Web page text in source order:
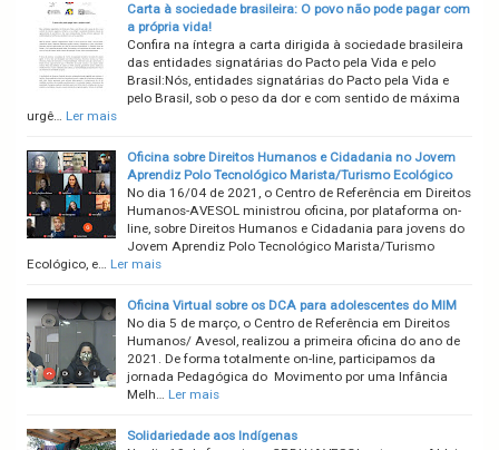
Carta à sociedade brasileira: O povo não pode pagar com
a própria vida!
Confira na íntegra a carta dirigida à sociedade brasileira
das entidades signatárias do Pacto pela Vida e pelo
Brasil:Nós, entidades signatárias do Pacto pela Vida e
pelo Brasil, sob o peso da dor e com sentido de máxima
urgê… Ler mais
Oficina sobre Direitos Humanos e Cidadania no Jovem
Aprendiz Polo Tecnológico Marista/Turismo Ecológico
No dia 16/04 de 2021, o Centro de Referência em Direitos
Humanos-AVESOL ministrou oficina, por plataforma on-
line, sobre Direitos Humanos e Cidadania para jovens do
Jovem Aprendiz Polo Tecnológico Marista/Turismo
Ecológico, e… Ler mais
Oficina Virtual sobre os DCA para adolescentes do MIM
No dia 5 de março, o Centro de Referência em Direitos
Humanos/ Avesol, realizou a primeira oficina do ano de
2021. De forma totalmente on-line, participamos da
jornada Pedagógica do Movimento por uma Infância
Melh… Ler mais
Solidariedade aos Indígenas